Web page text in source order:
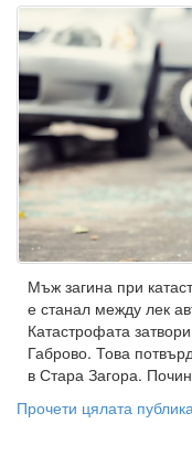
Мъж загина при
е станал между лек
Катастрофата
Габрово. Това
в Стара Загора.
Прочети цялата